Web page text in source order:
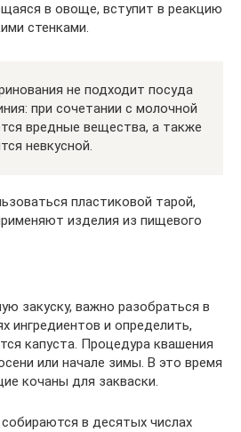
в овоще, вступит в реакцию
стенками.
не подходит посуда
при сочетании с молочной
вредные вещества, а также
невкусной.
пластиковой тарой,
изделия из пищевого
закуску, важно разобраться в
ингредиентов и определить,
капуста. Процедура квашения
или начале зимы. В это время
кочаны для закваски.
в десятых числах